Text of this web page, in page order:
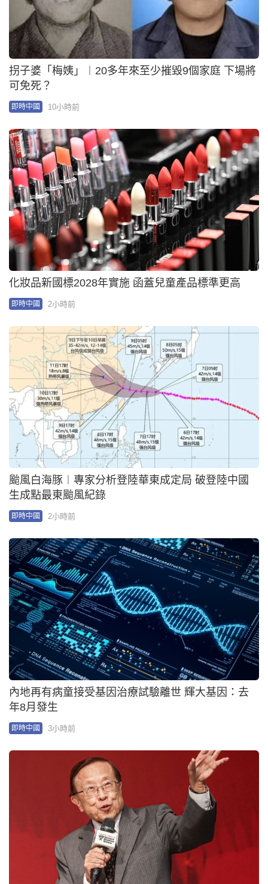
拐子婆「梅姨」︱20多年來至少摧毀9個家庭 下場將
可免死？
即時中國 10小時前
化妝品新國標2028年實施 函蓋兒童產品標準更高
即時中國 2小時前
颱風白海豚︱專家分析登陸華東成定局 破登陸中國
生成點最東颱風紀錄
即時中國 2小時前
內地再有病童接受基因治療試驗離世 輝大基因：去
年8月發生
即時中國 3小時前